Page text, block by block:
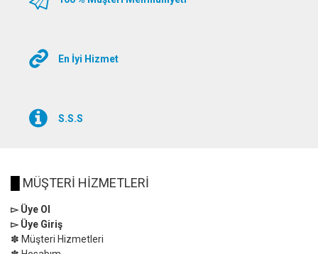
En İyi Hizmet
S.S.S
MÜŞTERİ HİZMETLERİ
▻ Üye Ol
▻ Üye Giriş
✽ Müşteri Hizmetleri